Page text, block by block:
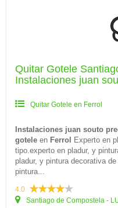
Quitar Gotele
Instalaciones juan
Quitar Gotele en Ferrol
Instalaciones juan souto
gotele en Ferrol
Experto en
tipo.experto en pladur, y
pladur, y pintura decorativa
pintura...
4.0
Santiago de Compostela -